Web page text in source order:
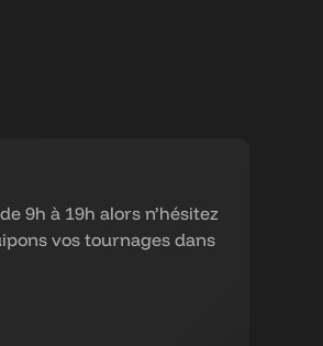
9h à 19h alors n’hésitez
vos tournages dans